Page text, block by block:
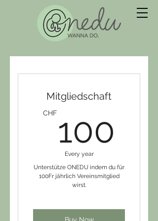
Mitgliedschaft
CHF 100
Every year
Unterstütze ONEDU indem du für
100Fr jährlich Vereinsmitglied
wirst.
Buy Now